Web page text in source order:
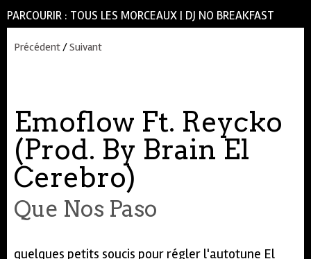
PARCOURIR : TOUS LES MORCEAUX | DJ NO BREAKFAST
Précédent/Suivant
Emoflow Ft. Reycko
(Prod. By Brain El
Cerebro)
Que Nos Paso
quelques petits soucis pour régler l'autotune El